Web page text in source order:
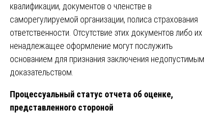
квалификации, документов о членстве в
саморегулируемой организации, полиса страхования
ответственности. Отсутствие этих документов либо их
ненадлежащее оформление могут послужить
основанием для признания заключения недопустимым
доказательством.
Процессуальный статус отчета об оценке,
представленного стороной